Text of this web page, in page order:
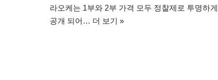
라오케는 1부와 2부 가격 모두 정찰제로 투명하게
공개 되어… 더 보기 »